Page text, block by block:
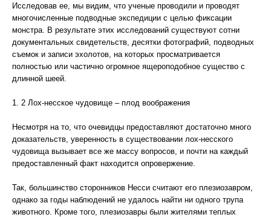
Исследовав ее, мы видим, что ученые проводили и проводят
многочисленные подводные экспедиции с целью фиксации
монстра. В результате этих исследований существуют сотни
документальных свидетельств, десятки фотографий, подводных
съемок и записи эхолотов, на которых просматривается
полностью или частично огромное ящероподобное существо с
длинной шеей.
1. 2 Лох-несское чудовище – плод воображения
Несмотря на то, что очевидцы предоставляют достаточно много
доказательств, уверенность в существовании лох-несского
чудовища вызывает все же массу вопросов, и почти на каждый
предоставленный факт находится опровержение.
Так, большинство сторонников Несси считают его плезиозавром,
однако за годы наблюдений не удалось найти ни одного трупа
животного. Кроме того, плезиозавры были жителями теплых